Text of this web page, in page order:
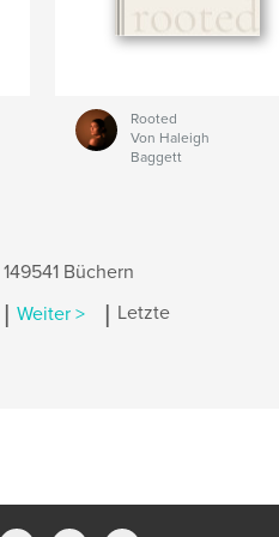
Rooted
Von Haleigh
Baggett
Büchern
| Weiter > | Letzte